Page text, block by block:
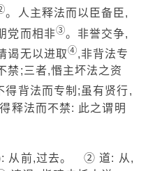
。人主释法而以臣备臣,
党而相非③。非誉交争,
谒无以进取④,非背法专
禁;三者,惽主坏法之资
得背法而专制;虽有贤行,
释法而不禁: 此之谓明
从前,过去。 ② 道: 从,